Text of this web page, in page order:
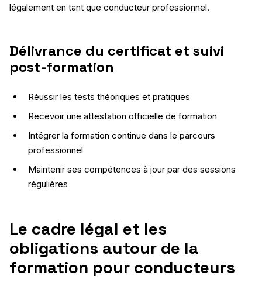
légalement en tant que conducteur professionnel.
Délivrance du certificat et suivi
post-formation
Réussir les tests théoriques et pratiques
Recevoir une attestation officielle de formation
Intégrer la formation continue dans le parcours
professionnel
Maintenir ses compétences à jour par des sessions
régulières
Le cadre légal et les
obligations autour de la
formation pour conducteurs